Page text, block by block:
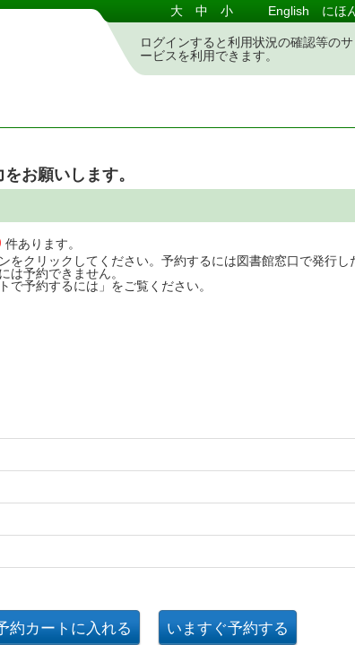
大 中 小 English にほ
ログインすると利用状況の確認等のサ
ービスを利用できます。
お願いします。
件あります。
をクリックしてください。予約するには図書館窓口で発行し
は予約できません。
予約するには」をご覧ください。